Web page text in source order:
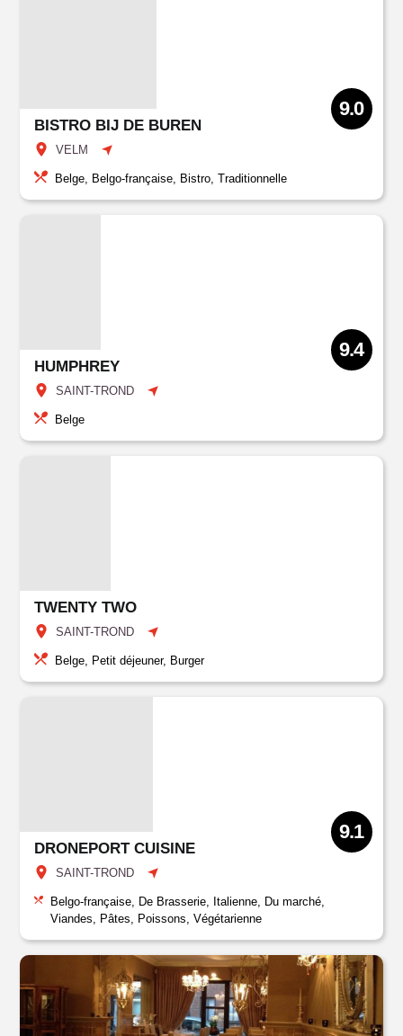
BISTRO BIJ DE BUREN
VELM
9.0
Belge, Belgo-française, Bistro, Traditionnelle
HUMPHREY
SAINT-TROND
9.4
Belge
TWENTY TWO
SAINT-TROND
Belge, Petit déjeuner, Burger
DRONEPORT CUISINE
SAINT-TROND
9.1
Belgo-française, De Brasserie, Italienne, Du marché,
Viandes, Pâtes, Poissons, Végétarienne